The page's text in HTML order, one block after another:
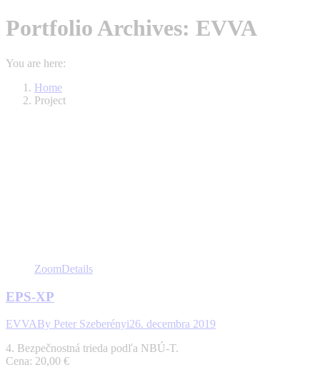
Portfolio Archives: EVVA
You are here:
Home
Project
ZoomDetails
EPS-XP
EVVABy Peter Szeberényi26. decembra 2019
4. Bezpečnostná trieda podľa NBÚ-T.
Cena: 20,00 €